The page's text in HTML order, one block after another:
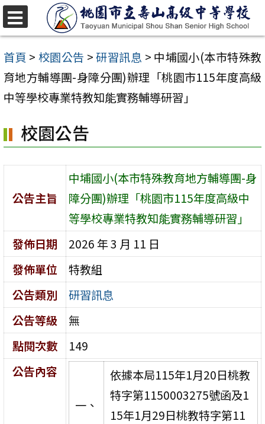
跳
至
主
要
內
區
首頁 > 校園公告 >研習訊息 > 中埔國小(本市特殊教
育地方輔導團-身障分團)辦理「桃園市115年度高級
中等學校專業特教知能實務輔導研習」
校園公告
公告主旨
中埔國小(本市特殊教育地方輔導團-身
障分團)辦理「桃園市115年度高級中
等學校專業特教知能實務輔導研習」
發佈日期
2026 年 3 月 11 日
發佈單位
特教組
公告類別
研習訊息
公告等級
無
點閱次數
149
公告內容
一、
依據本局115年1月20日桃教
特字第1150003275號函及1
15年1月29日桃教特字第11
選
單